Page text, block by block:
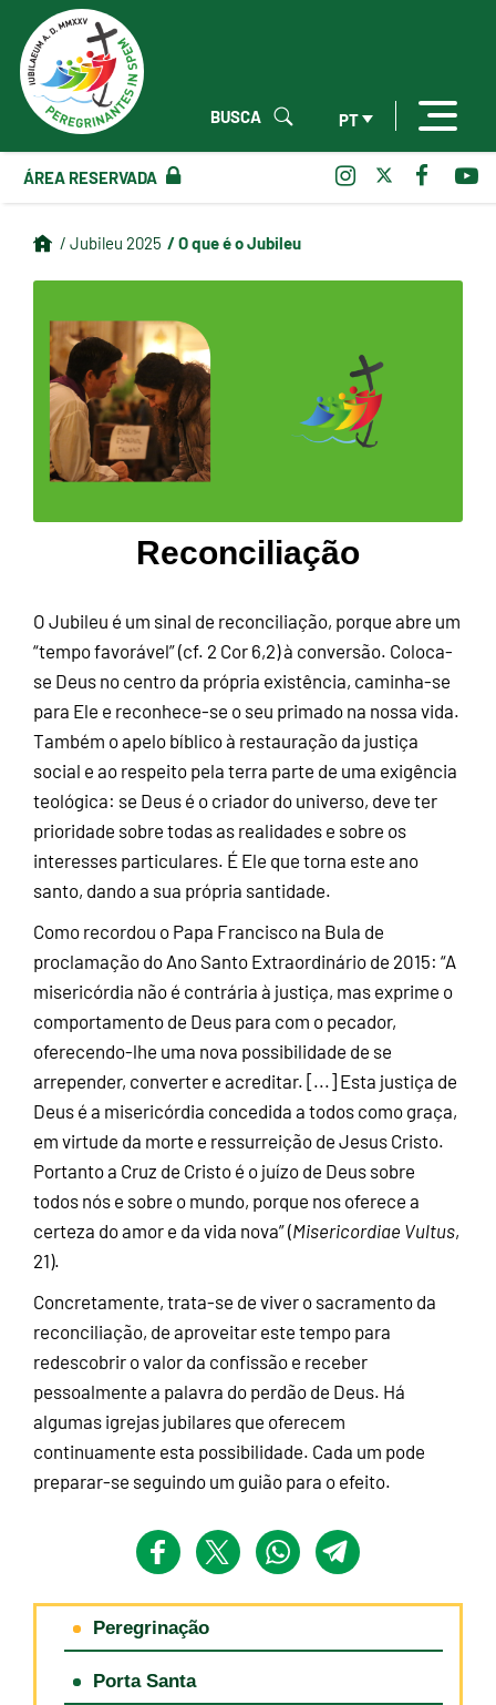
PT
BUSCA
ÁREA RESERVADA
/ Jubileu 2025 / O que é o Jubileu
Reconciliação
O Jubileu é um sinal de reconciliação, porque abre um
“tempo favorável” (cf. 2 Cor 6,2) à conversão. Coloca-
se Deus no centro da própria existência, caminha-se
para Ele e reconhece-se o seu primado na nossa vida.
Também o apelo bíblico à restauração da justiça
social e ao respeito pela terra parte de uma exigência
teológica: se Deus é o criador do universo, deve ter
prioridade sobre todas as realidades e sobre os
interesses particulares. É Ele que torna este ano
santo, dando a sua própria santidade.
Como recordou o Papa Francisco na Bula de
proclamação do Ano Santo Extraordinário de 2015: “A
misericórdia não é contrária à justiça, mas exprime o
comportamento de Deus para com o pecador,
oferecendo-lhe uma nova possibilidade de se
arrepender, converter e acreditar. [...] Esta justiça de
Deus é a misericórdia concedida a todos como graça,
em virtude da morte e ressurreição de Jesus Cristo.
Portanto a Cruz de Cristo é o juízo de Deus sobre
todos nós e sobre o mundo, porque nos oferece a
certeza do amor e da vida nova” (Misericordiae Vultus,
21).
Concretamente, trata-se de viver o sacramento da
reconciliação, de aproveitar este tempo para
redescobrir o valor da confissão e receber
pessoalmente a palavra do perdão de Deus. Há
algumas igrejas jubilares que oferecem
continuamente esta possibilidade. Cada um pode
preparar-se seguindo um guião para o efeito.
Peregrinação
Porta Santa